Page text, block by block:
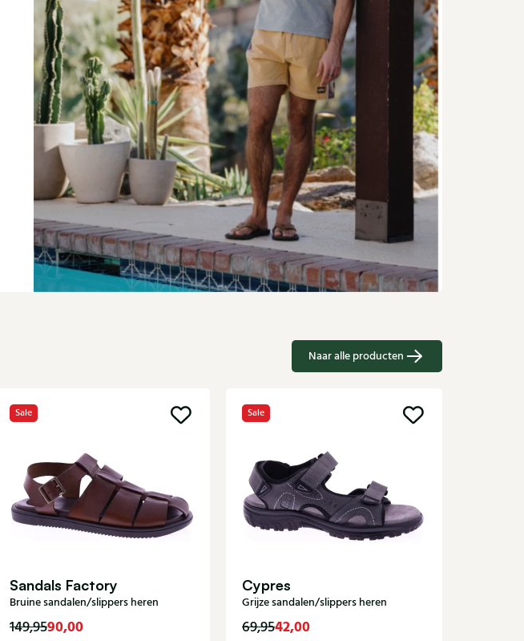
Naar alle producten
Sale
Sandals Factory
Bruine sandalen/slippers heren
149,9590,00
Sale
Cypres
Grijze sandalen/slippers heren
69,9542,00